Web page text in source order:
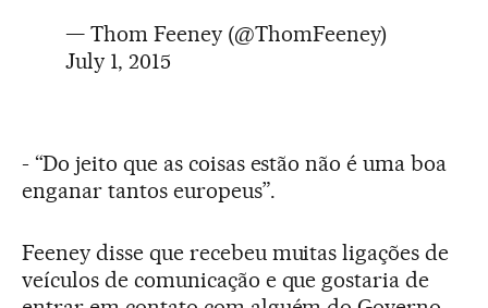
— Thom Feeney (@ThomFeeney)
July 1, 2015
- “Do jeito que as coisas estão não é uma boa
enganar tantos europeus”.
Feeney disse que recebeu muitas ligações de
veículos de comunicação e que gostaria de